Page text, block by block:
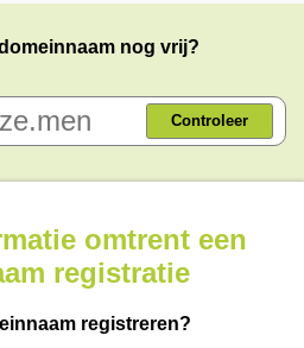
nog vrij?
Controleer
omtrent een
registratie
registreren?